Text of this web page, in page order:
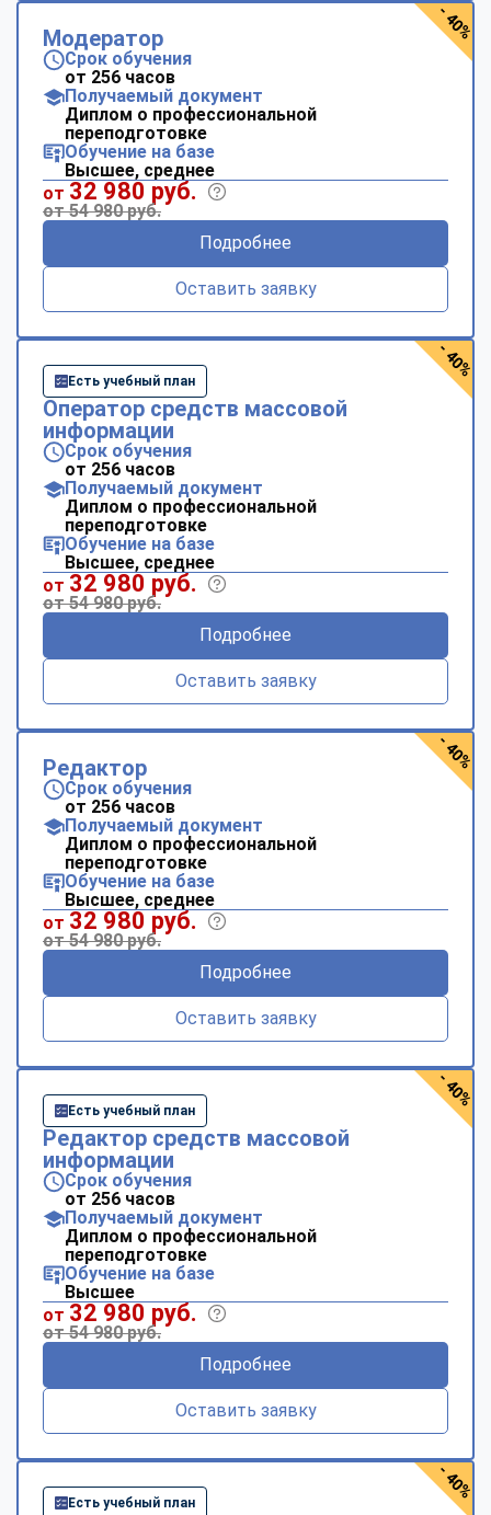
Модератор
Срок обучения
от 256 часов
Получаемый документ
Диплом о профессиональной
переподготовке
Обучение на базе
Высшее, среднее
от 32 980 руб.
от 54 980 руб.
Подробнее
Оставить заявку
- 40%
Есть учебный план
Оператор средств массовой
информации
Срок обучения
от 256 часов
Получаемый документ
Диплом о профессиональной
переподготовке
Обучение на базе
Высшее, среднее
от 32 980 руб.
от 54 980 руб.
Подробнее
Оставить заявку
- 40%
Редактор
Срок обучения
от 256 часов
Получаемый документ
Диплом о профессиональной
переподготовке
Обучение на базе
Высшее, среднее
от 32 980 руб.
от 54 980 руб.
Подробнее
Оставить заявку
- 40%
Есть учебный план
Редактор средств массовой
информации
Срок обучения
от 256 часов
Получаемый документ
Диплом о профессиональной
переподготовке
Обучение на базе
Высшее
от 32 980 руб.
от 54 980 руб.
Подробнее
Оставить заявку
- 40%
Есть учебный план
- 40%